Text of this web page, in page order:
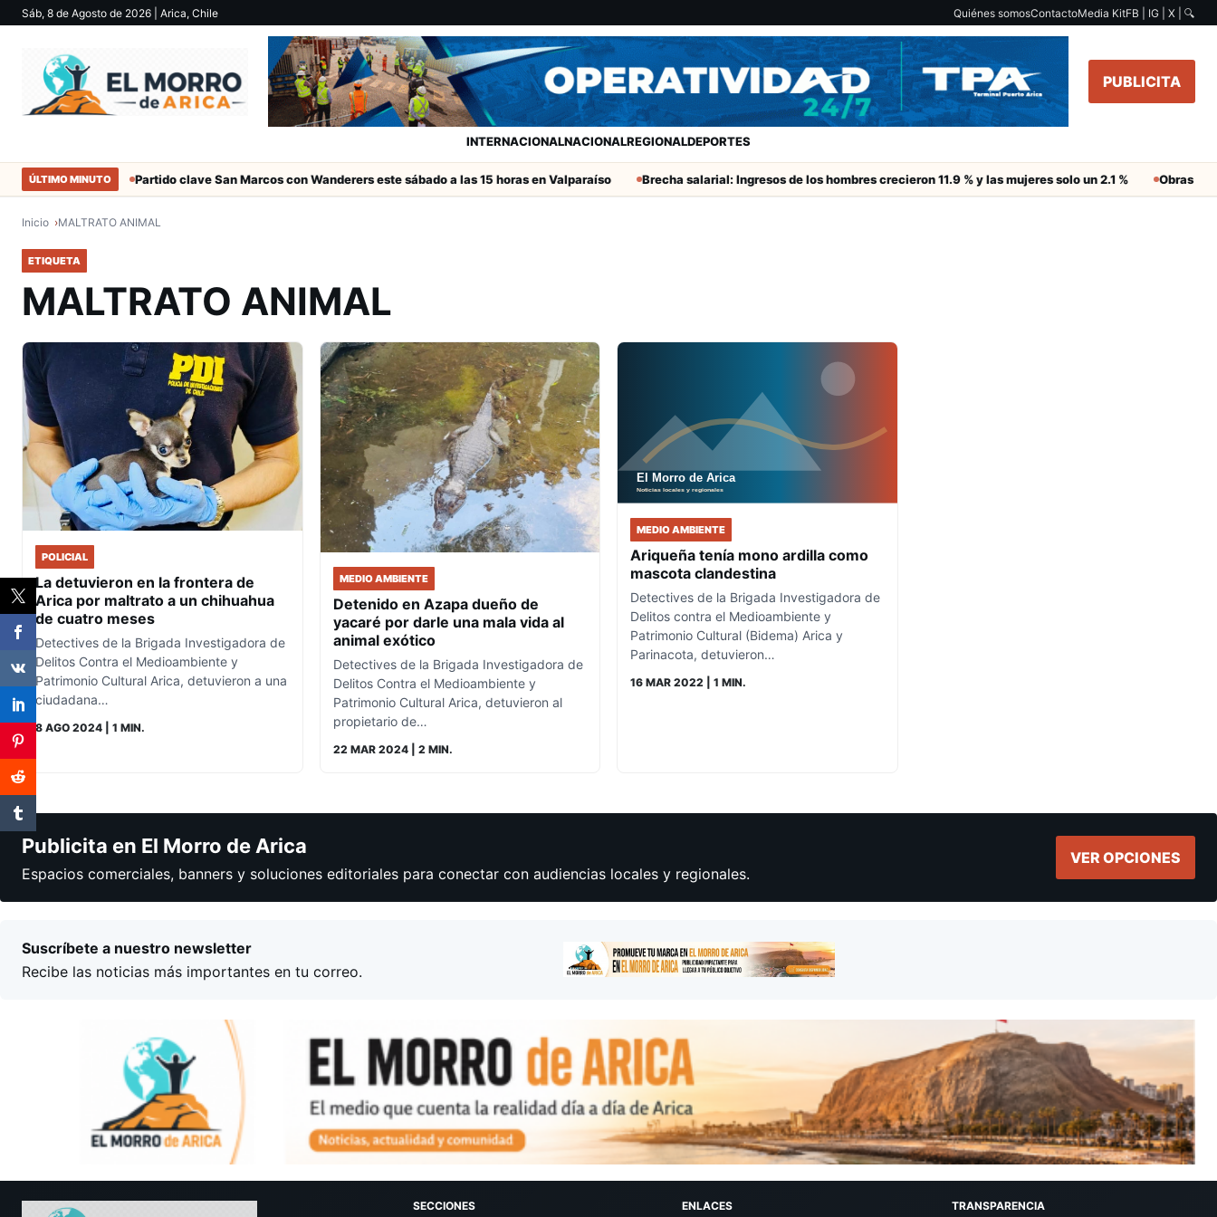
Sáb, 8 de Agosto de 2026 | Arica, Chile Quiénes somosContactoMedia KitFB | IG | X | 🔍
PUBLICITA
INTERNACIONALNACIONALREGIONALDEPORTES
ÚLTIMO MINUTO
de Arica Partido clave San Marcos con Wanderers este sábado a las 15 horas en Valparaíso Brecha salarial: Ingresos de los hombres crecieron 11.9 % y las mujeres solo un 2.1 % Obras de
Inicio MALTRATO ANIMAL
ETIQUETA
MALTRATO ANIMAL
POLICIAL
La detuvieron en la frontera de
Arica por maltrato a un chihuahua
de cuatro meses
Detectives de la Brigada Investigadora de
Delitos Contra el Medioambiente y
Patrimonio Cultural Arica, detuvieron a una
ciudadana…
8 AGO 2024 | 1 MIN.
MEDIO AMBIENTE
Detenido en Azapa dueño de
yacaré por darle una mala vida al
animal exótico
Detectives de la Brigada Investigadora de
Delitos Contra el Medioambiente y
Patrimonio Cultural Arica, detuvieron al
propietario de…
22 MAR 2024| 2 MIN.
MEDIO AMBIENTE
Ariqueña tenía mono ardilla como
mascota clandestina
Detectives de la Brigada Investigadora de
Delitos contra el Medioambiente y
Patrimonio Cultural (Bidema) Arica y
Parinacota, detuvieron…
16 MAR 2022 | 1 MIN.
Publicita en El Morro de Arica
Espacios comerciales, banners y soluciones editoriales para conectar con audiencias locales y regionales.
VER OPCIONES
Suscríbete a nuestro newsletter
Recibe las noticias más importantes en tu correo.
SECCIONES ENLACES TRANSPARENCIA